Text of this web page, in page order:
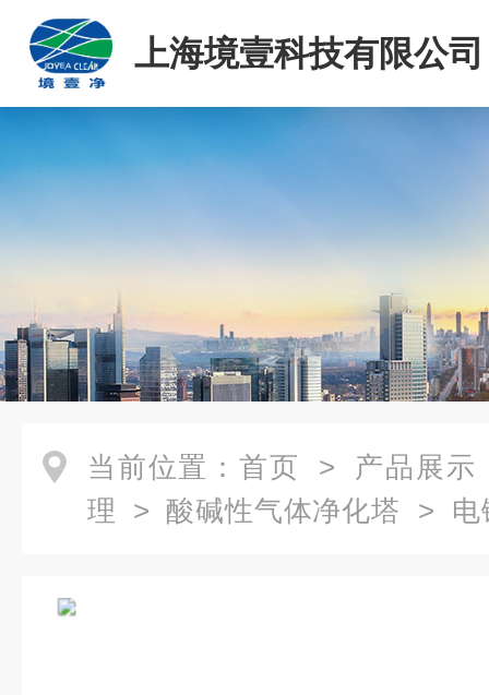
上海境壹科技有限公司
当前位置： 首页 > 产品展示
理 > 酸碱性气体净化塔 > 电